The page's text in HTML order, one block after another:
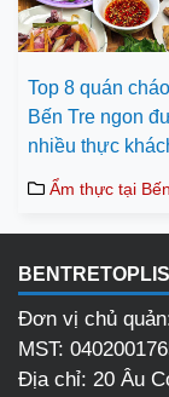
Top 8 quán
Bến Tre ngon
nhiều thực
Ẩm thực tại
Đơn vị chủ
MST:
Địa chỉ: 20 Âu